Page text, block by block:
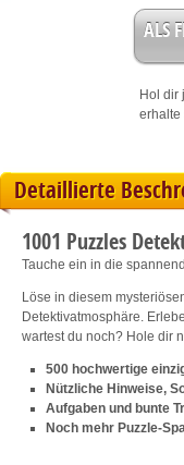
ALS
Hol dir
erhalte
Detaillierte
1001 Puzzles
Tauche ein in die
Löse in diesem
Detektivatmosphäre.
wartest du noch? Hole dir
500 hochwertige
Nützliche Hinweise,
Aufgaben und bunte
Noch mehr Puzzle-